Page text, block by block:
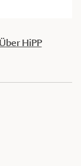
HiPP